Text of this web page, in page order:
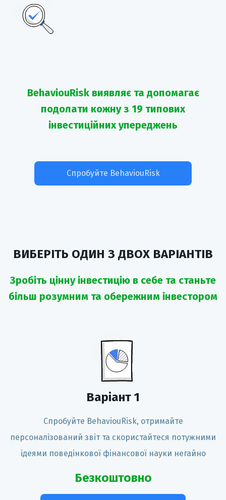
BehaviouRisk виявляє та допомагає
подолати кожну з 19 типових
інвестиційних упереджень
Спробуйте BehaviouRisk
ВИБЕРІТЬ ОДИН З ДВОХ ВАРІАНТІВ
Зробіть цінну інвестицію в себе та станьте
більш розумним та обережним інвестором
Варіант 1
Спробуйте BehaviouRisk, отримайте
персоналізований звіт та скористайтеся потужними
ідеями поведінкової фінансової науки негайно
Безкоштовно